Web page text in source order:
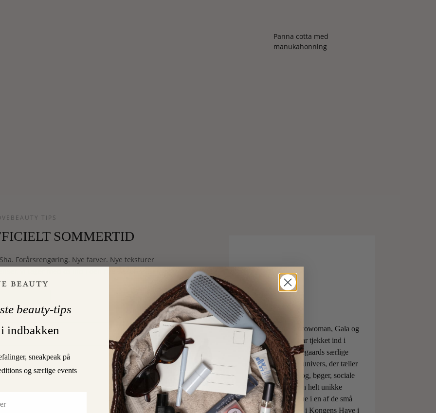
TIPS
SOMMERTID
Forårsrengøring. Nye farver. Nye teksturer
0
Panna cotta med
manukahonning
ELLE, Vogue, Eurowoman, Gala og
Aftonbladet har tjekket ind i
Charlotte Torpegaards særlige
ILOVEBEAUTYunivers, der tæller
både skønhedsblog, bøger, sociale
medier og den helt unikke
skønhedsboutique i en af de små
berømte pavilloner i Kongens Have i
beauty-tips
indbakken
sneakpeak på
og særlige events